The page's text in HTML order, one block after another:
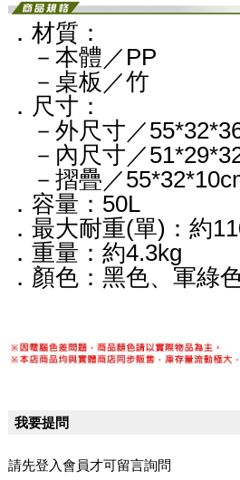
．材質：
－本體／PP
－桌板／竹
．尺寸：
－外尺寸／
－內尺寸／
－摺疊／
．容量：50L
．最大耐重(單)：約
．重量：約4.3kg
．顏色：黑色、軍綠
我要提問
請先登入會員才可留言詢問